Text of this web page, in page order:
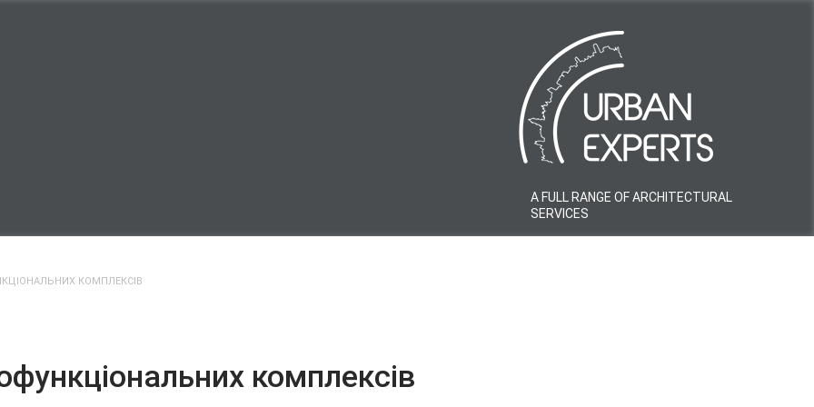
A FULL RANGE OF ARCHITECTURAL
SERVICES
КОМПЛЕКСІВ
комплексів